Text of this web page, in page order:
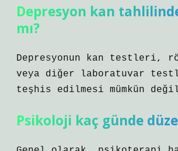
Depresyon kan
mı?
Depresyonun kan testleri,
veya diğer laboratuvar
teşhis edilmesi mümkün
Psikoloji kaç günde